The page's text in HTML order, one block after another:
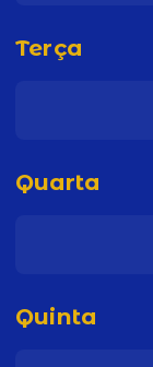
Terça
Quarta
Quinta